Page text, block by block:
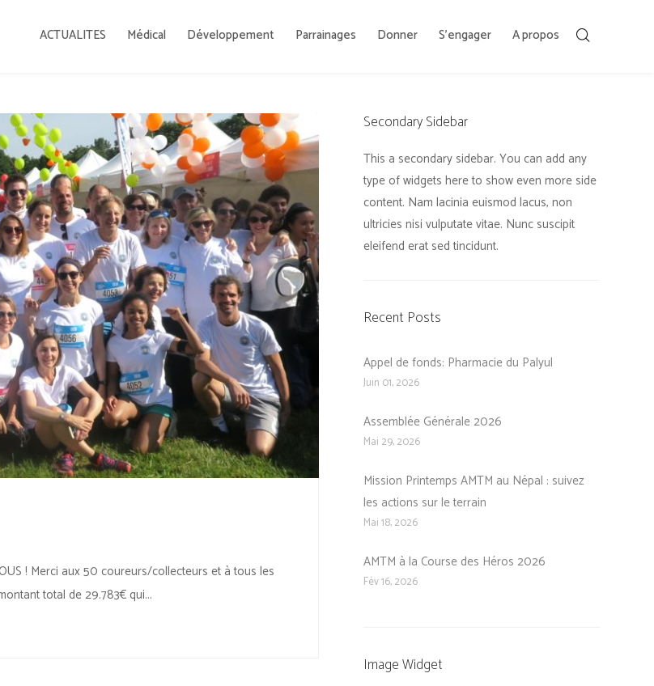
ACTUALITES Médical Développement Parrainages Donner S’engager A propos
! Merci aux 50 coureurs/collecteurs et à tous les
total de 29.783€ qui...
Secondary Sidebar
This a secondary sidebar. You can add any
type of widgets here to show even more side
content. Nam lacinia euismod lacus, non
ultricies nisi vulputate vitae. Nunc suscipit
eleifend erat sed tincidunt.
Recent Posts
Appel de fonds: Pharmacie du Palyul
Juin 01, 2026
Assemblée Générale 2026
Mai 29, 2026
Mission Printemps AMTM au Népal : suivez
les actions sur le terrain
Mai 18, 2026
AMTM à la Course des Héros 2026
Fév 16, 2026
Image Widget